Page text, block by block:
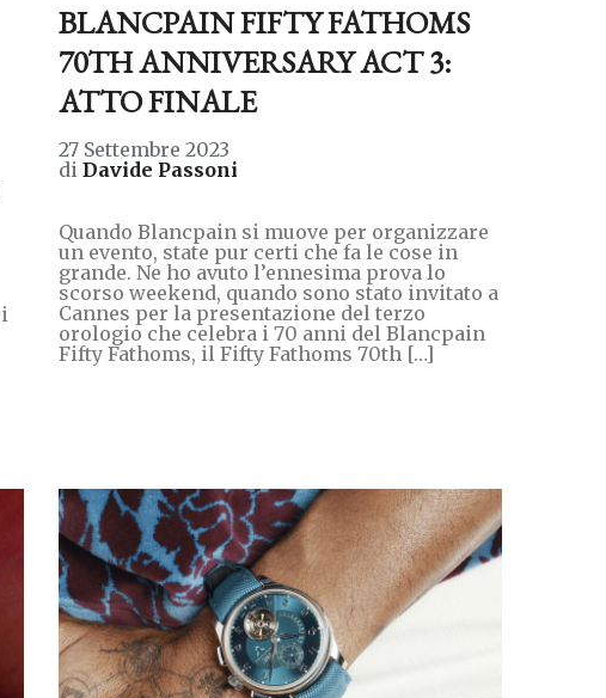
BLANCPAIN FIFTY FATHOMS
70TH ANNIVERSARY ACT 3:
ATTO FINALE
27 Settembre 2023
diDavide Passoni
Quando Blancpain si muove per organizzare
un evento, state pur certi che fa le cose in
grande. Ne ho avuto l’ennesima prova lo
scorso weekend, quando sono stato invitato a
Cannes per la presentazione del terzo
orologio che celebra i 70 anni del Blancpain
Fifty Fathoms, il Fifty Fathoms 70th […]